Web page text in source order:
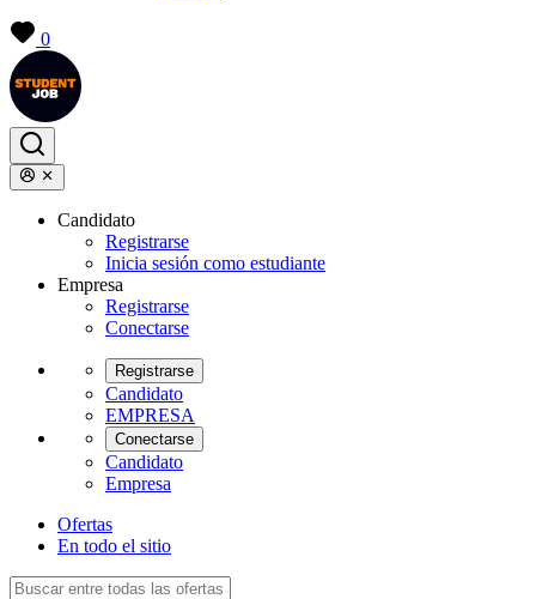
0
Candidato
Registrarse
Inicia sesión como estudiante
Empresa
Registrarse
Conectarse
Registrarse
Candidato
EMPRESA
Conectarse
Candidato
Empresa
Ofertas
En todo el sitio